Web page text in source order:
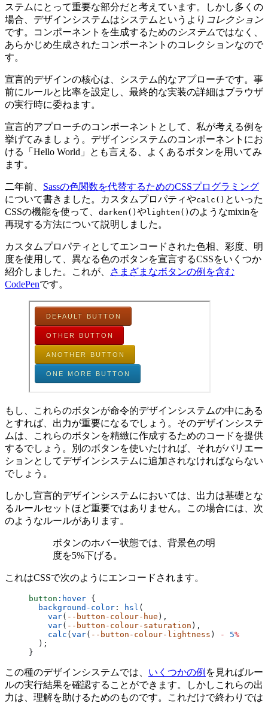
ステムにとって重要な部分だと考えています。しかし多くの
場合、デザインシステムはシステムというより コレクション
です。コンポーネントを生成するためのシステムではなく、
あらかじめ生成されたコンポーネントのコレクションなので
す。
宣言的デザインの核心は、システム的なアプローチです。事
前にルールと比率を設定し、最終的な実装の詳細はブラウザ
の実行時に委ねます。
宣言的アプローチのコンポーネントとして、私が考える例を
挙げてみましょう。デザインシステムのコンポーネントにお
ける「Hello World」とも言える、よくあるボタンを用いてみ
ます。
二年前、 Sassの色関数を代替するためのCSSプログラミング
について書きました。カスタムプロパティやcalc() といった
CSSの機能を使って、 darken() やlighten() のようなmixinを
再現する方法について説明しました。
カスタムプロパティとしてエンコードされた色相、彩度、明
度を使用して、異なる色のボタンを宣言するCSSをいくつか
紹介しました。これが、
さまざまなボタンの例を含む
CodePenです。
もし、これらのボタンが命令的デザインシステムの中にある
とすれば、出力が重要になるでしょう。そのデザインシステ
ムは、これらのボタンを精緻に作成するためのコードを提供
するでしょう。別のボタンを使いたければ、それがバリエー
ションとしてデザインシステムに追加されなければならない
でしょう。
しかし宣言的デザインシステムにおいては、出力は基礎とな
るルールセットほど重要ではありません。この場合には、次
のようなルールがあります。
ボタンのホバー状態では、背景色の明
度を5%下げる。
これはCSSで次のようにエンコードされます。
button :hover {
  background-color
: hsl (
    var
( --button-colour-hue ),
    var
( --button-colour-saturation ),
    calc
( var( --button-colour-lightness ) - 5%
  );
}
この種のデザインシステムでは、 いくつかの例 を見ればルー
ルの実行結果を確認することができます。しかしこれらの出
力は、理解を助けるためのものです。これだけで終わりでは